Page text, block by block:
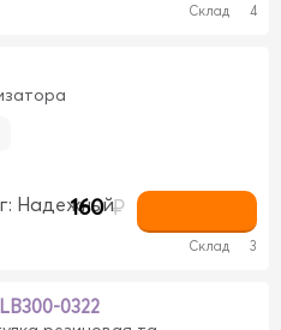
Склад 4
160 ₽
Склад 3
0322